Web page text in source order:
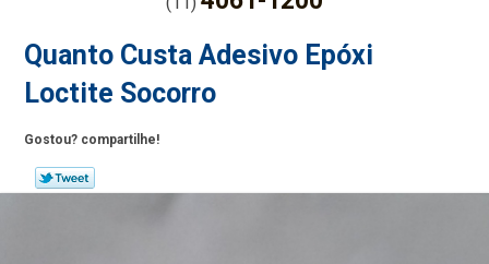
Quanto Custa Adesivo Epóxi
Loctite Socorro
Gostou? compartilhe!